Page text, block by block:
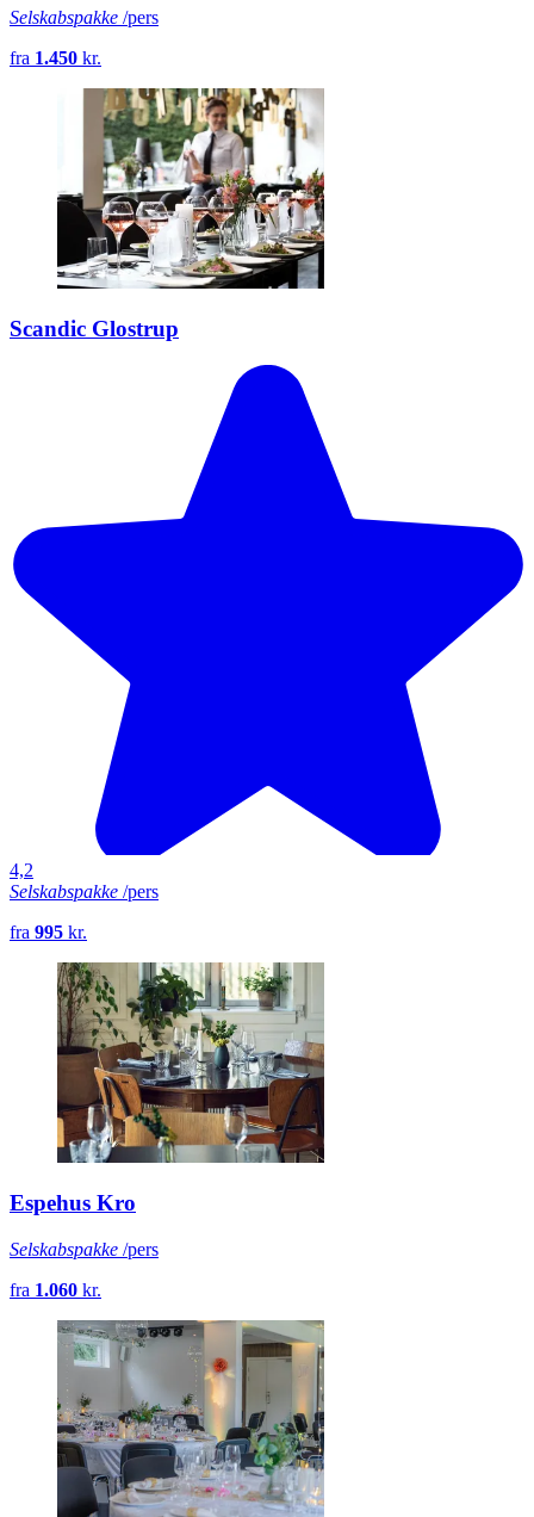
Selskabspakke /pers
fra 1.450 kr.
Scandic Glostrup
4,2
Selskabspakke /pers
fra 995 kr.
Espehus Kro
Selskabspakke /pers
fra 1.060 kr.